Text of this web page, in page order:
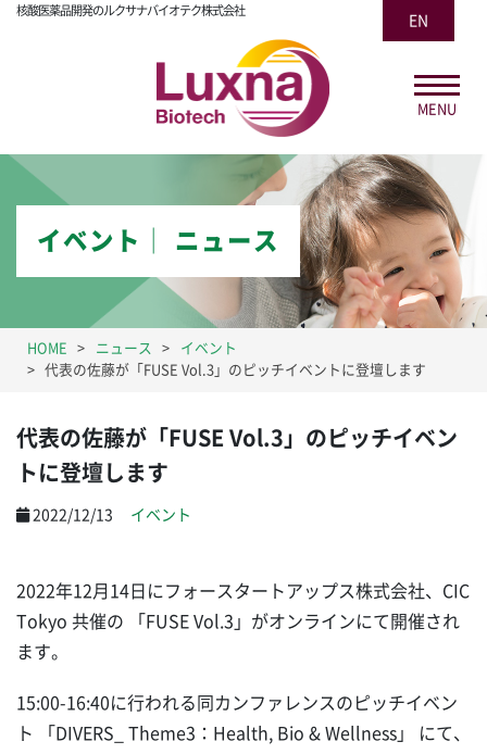
核酸医薬品開発のルクサナバイオテク株式会社
EN
MENU
イベント│ ニュース
HOME ニュース
イベント
代表の佐藤が「FUSE Vol.3」のピッチイベントに登壇します
代表の佐藤が「FUSE Vol.3」のピッチイベン
トに登壇します
2022/12/13 イベント
2022年12月14日 にフォースタートアップス株式会社、CIC
Tokyo 共催の 「FUSE Vol.3」がオンラインにて開催され
ます。
15:00-16:40に行われる同カンファレンスのピッチイベン
ト 「DIVERS_ Theme3：Health, Bio & Wellness」 にて、